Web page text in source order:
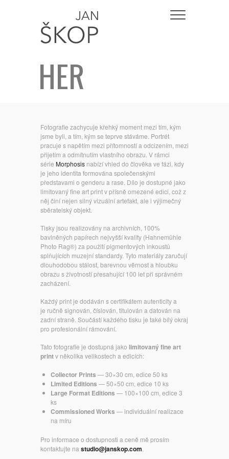
HER
Fotografie zachycuje křehký moment mezi tím, kým
jsme byli, a tím, kým se teprve stáváme. Portrét
pracuje s napětím mezi přítomností a odcizením, mezi
přijetím a odmítnutím vlastního obrazu. V rámci
série Morphosis nabízí vhled do člověka ve fázi, kdy
je jeho identita formována společenskými
představami o genderu a rase. Dílo je dostupné jako
limitovaný fine art print v přísně omezené edici, což z
něj činí nejen silný vizuální artefakt, ale i výjimečný
sběratelský objekt.
Tisky jsou realizovány na archivních, 100%
bavlněných papírech nejvyšší kvality (Hahnemühle
Photo Rag®) za použití pigmentových inkoustů
splňujících muzejní standardy. Tyto materiály zaručují
dlouhodobou stálost, barevnou věrnost a hloubku
obrazu s životností přesahující 100 let při správném
zacházení.
Každý print je dodáván s certifikátem autenticity a
je ručně signován, číslován, titulován a datován na
zadní straně. Součástí každého tisku je také bílý okraj
pro profesionální rámování.
Tato fotografie je dostupná jako limitovaný fine art
printv několika velikostech a edicích:
Collector Prints — 30×30 cm, edice 50 ks
Limited Editions — 50×50 cm, edice 10 ks
Large Format Editions — 100×100 cm, edice 3
ks
Commissioned Works — individuální realizace
na míru
Pro informace o dostupnosti a ceně mě prosím
kontaktujte na studio@janskop.com